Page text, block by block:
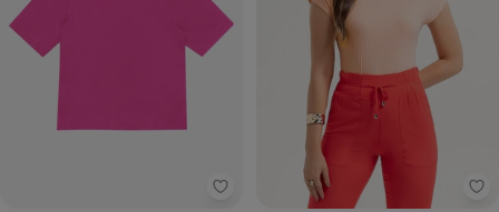
Rovitex - Blusa (Rosa)